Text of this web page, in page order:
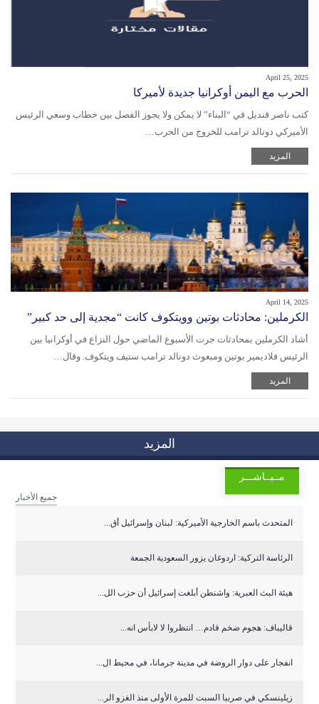
April 25, 2025
الحرب مع اليمن أوكرانيا جديدة لأميركا
كتب ناصر قنديل في “البناء” لا يمكن ولا يجوز الفصل بين خطاب وسعي الرئيس
الأميركي دونالد ترامب للخروج من الحرب…
المزيد
April 14, 2025
الكرملين: محادثات بوتين وويتكوف كانت “مجدية إلى حد كبير”
أشاد الكرملين بمحادثات جرت الأسبوع الماضي حول النزاع في أوكرانيا بين
الرئيس فلاديمير بوتين ومبعوث دونالد ترامب ستيف ويتكوف. وقال…
المزيد
المزيد
مــبــاشـــر
جميع الأخبار
المتحدث باسم الخارجية الأميركية: لبنان وإسرائيل أق...
الرئاسة التركية: اردوغان يزور السعودية الجمعة
هيئة البث العبرية: واشنطن أبلغت إسرائيل أن حزب الل...
قاليباف: هجوم ضخم قادم… انتظروا لا لابأس انه...
انفجار على دوار الروضة في مدينة جرمانا، في محيط ال...
زيلينسكي في صربيا السبت للمرة الأولى منذ الغزو الر...